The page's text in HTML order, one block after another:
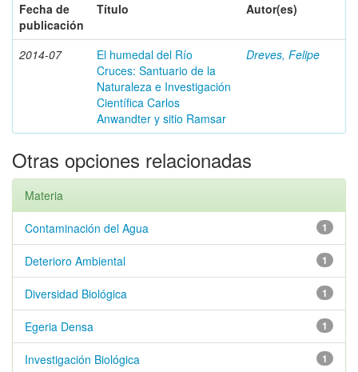
Fecha de
publicación
Título Autor(es)
2014-07
El humedal del Río
Cruces: Santuario de la
Naturaleza e Investigación
Científica Carlos
Anwandter y sitio Ramsar
Dreves, Felipe
Otras opciones relacionadas
Materia
1
Contaminación del Agua
1
Deterioro Ambiental
1
Diversidad Biológica
1
Egeria Densa
1
Investigación Biológica